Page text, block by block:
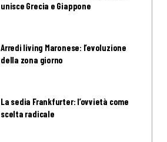
unisce Grecia e Giappone
Arredi living Maronese: l’evoluzione
della zona giorno
La sedia Frankfurter: l’ovvietà come
scelta radicale